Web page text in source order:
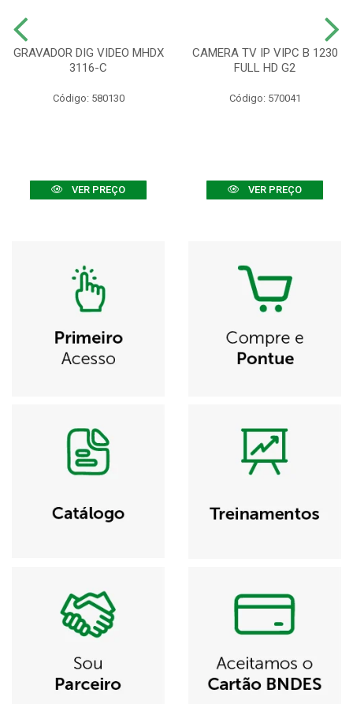
GRAVADOR DIG VIDEO MHDX
3116-C
Código: 580130
VER PREÇO
CAMERA TV IP VIPC B 1230
FULL HD G2
Código: 570041
VER PREÇO